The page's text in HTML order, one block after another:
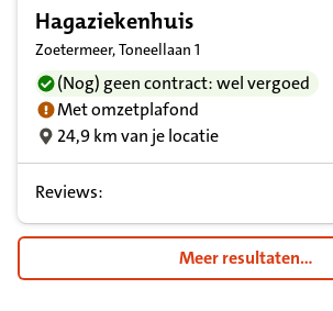
Hagaziekenhuis
Zoetermeer, Toneellaan 1
(Nog) geen contract: wel vergoed
Met omzetplafond
24,9 km van je locatie
Reviews:
Meer resultaten...